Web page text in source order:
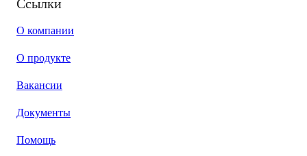
Ссылки
О компании
О продукте
Вакансии
Документы
Помощь